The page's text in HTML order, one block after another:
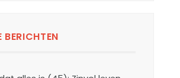
BERICHTEN